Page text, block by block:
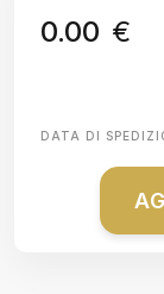
0.00 €
DATA DI